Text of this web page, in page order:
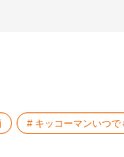
キッコーマンいつ